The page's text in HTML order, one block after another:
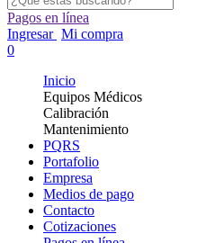
Pagos en línea
Ingresar Mi compra
0
Inicio
Equipos Médicos
Calibración
Mantenimiento
PQRS
Portafolio
Empresa
Medios de pago
Contacto
Cotizaciones